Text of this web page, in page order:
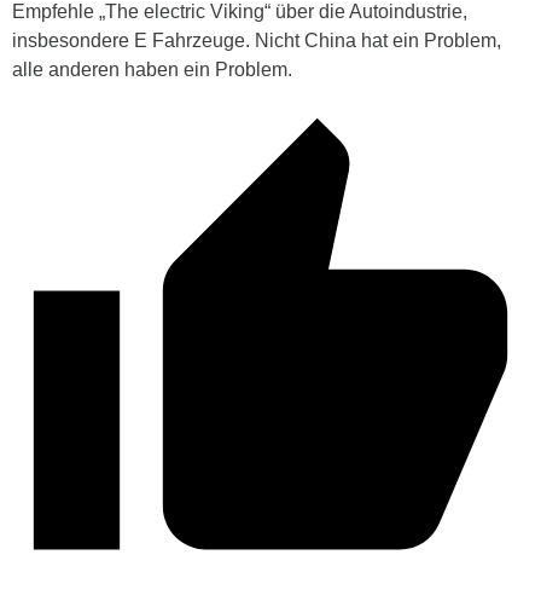
Empfehle „The electric Viking“ über die Autoindustrie,
insbesondere E Fahrzeuge. Nicht China hat ein Problem,
alle anderen haben ein Problem.